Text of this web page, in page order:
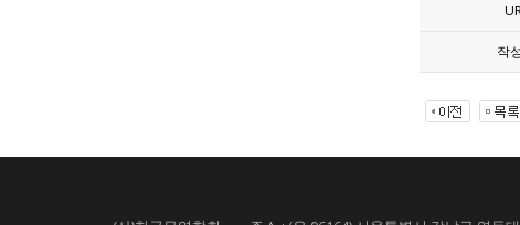
작